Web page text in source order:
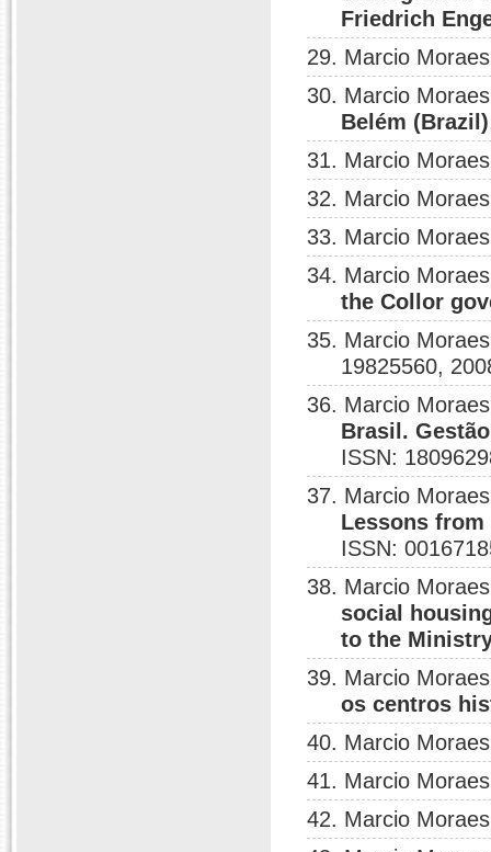
Friedrich
29. Marcio
30. Marcio
Belém (Brazil)
31. Marcio
32. Marcio
33. Marcio
34. Marcio
the Collor
35. Marcio
19825560,
36. Marcio
Brasil.
ISSN:
37. Marcio
Lessons
ISSN:
38. Marcio
social
to the
39. Marcio
os centros
40. Marcio
41. Marcio
42. Marcio